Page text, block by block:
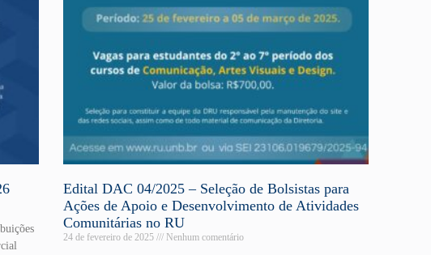
Edital DAC 04/2025 – Seleção de Bolsistas para
Ações de Apoio e Desenvolvimento de Atividades
Comunitárias no RU
24 de fevereiro de 2025 Nenhum comentário